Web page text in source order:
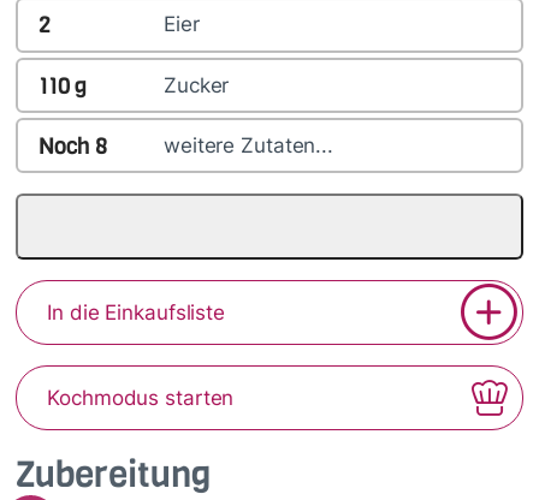
Zubereitung
2 Eier
110g Zucker
Noch 8 weitere Zutaten...
In die Einkaufsliste
Kochmodus starten